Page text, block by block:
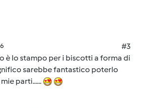
#3
è lo stampo per i biscotti a forma di
sarebbe fantastico poterlo
parti......